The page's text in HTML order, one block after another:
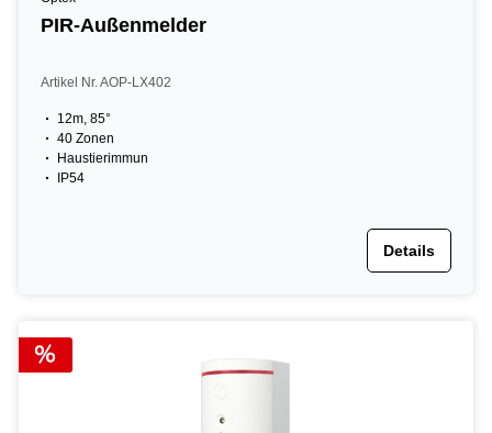
PIR-Außenmelder
Artikel Nr. AOP-LX402
12m, 85°
40 Zonen
Haustierimmun
IP54
Details